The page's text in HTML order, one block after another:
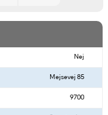
Nej
Mejsevej 85
9700